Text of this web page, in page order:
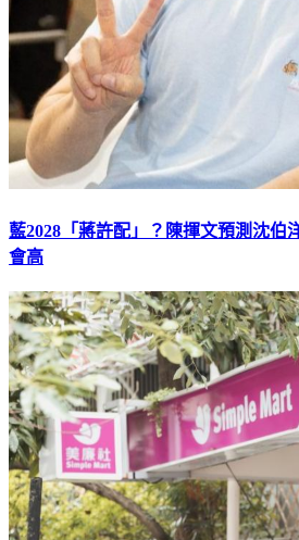
藍2028「蔣許配」？陳揮文預測沈
會高